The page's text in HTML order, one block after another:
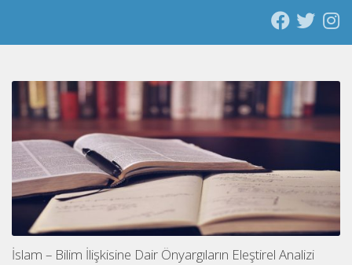
İslam – Bilim İlişkisine Dair Önyargıların Eleştirel Analizi